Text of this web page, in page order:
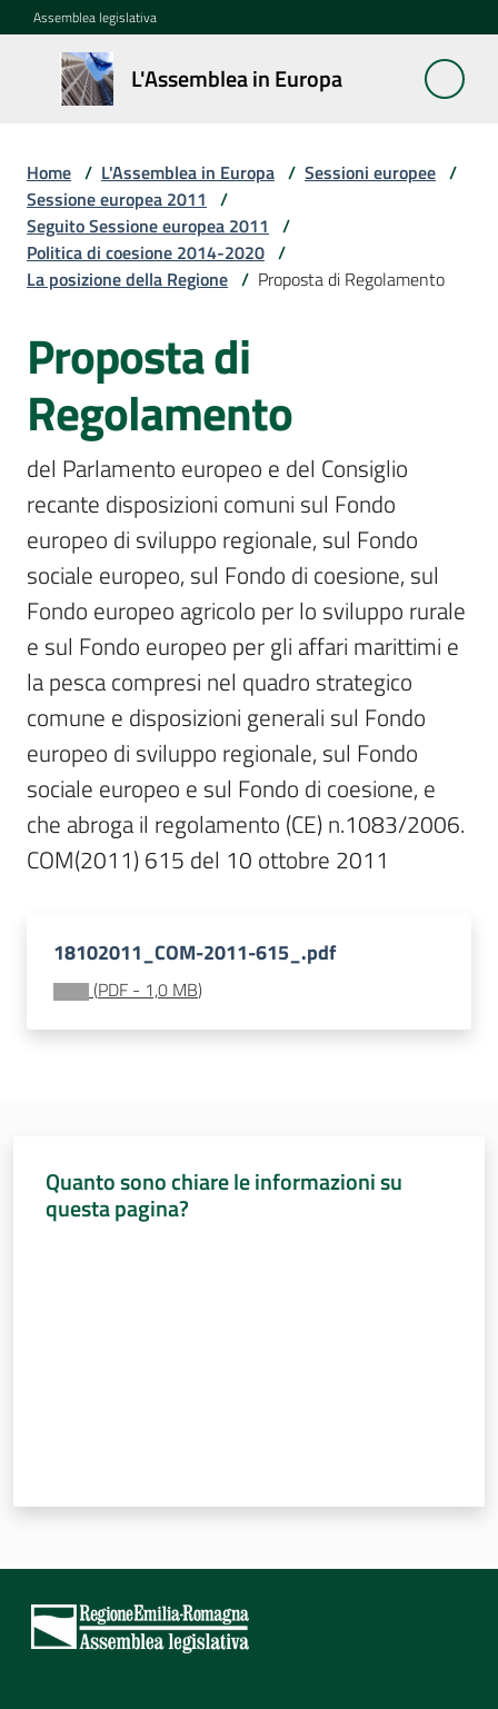
Vai al contenuto
Vai alla navigazione
Vai al footer
Assemblea legislativa
L'Assemblea in Europa
L'Assemblea
in Europa
Cos'è
la
Sessione
europea
La
Rete
europea
regionale
Le
Sessioni
europee
Menu selezionato
Notizie
Assemblea
legislativa
Assemblea
Per i media
Home / L'Assemblea in Europa / Sessioni europee /
Sessione europea 2011 /
Seguito Sessione europea 2011 /
Politica di coesione 2014-2020 /
La posizione della Regione / Proposta di Regolamento
Proposta di
Regolamento
del Parlamento europeo e del Consiglio
recante disposizioni comuni sul Fondo
europeo di sviluppo regionale, sul Fondo
sociale europeo, sul Fondo di coesione, sul
Fondo europeo agricolo per lo sviluppo rurale
e sul Fondo europeo per gli affari marittimi e
la pesca compresi nel quadro strategico
comune e disposizioni generali sul Fondo
europeo di sviluppo regionale, sul Fondo
sociale europeo e sul Fondo di coesione, e
che abroga il regolamento (CE) n.1083/2006.
COM(2011) 615 del 10 ottobre 2011
18102011_COM-2011-615_.pdf
(PDF - 1,0 MB)
Quanto sono chiare le informazioni su
questa pagina?